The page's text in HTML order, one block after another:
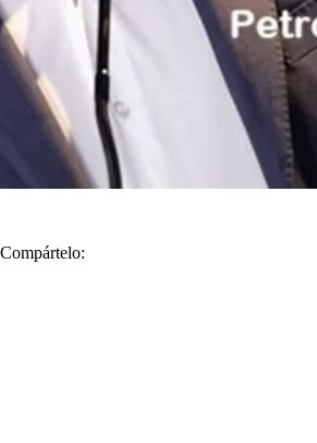
Compártelo: